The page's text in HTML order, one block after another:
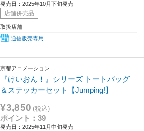
発売日：2025年10月下旬発売
店舗併売品
取扱店舗
通信販売専用
京都アニメーション
『けいおん！』シリーズ トートバッグ
＆ステッカーセット【Jumping!】
¥3,850 (税込)
ポイント：39
発売日：2025年11月中旬発売